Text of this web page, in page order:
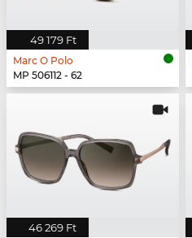
49 179 Ft
Marc O Polo
MP 506112 - 62
46 269 Ft